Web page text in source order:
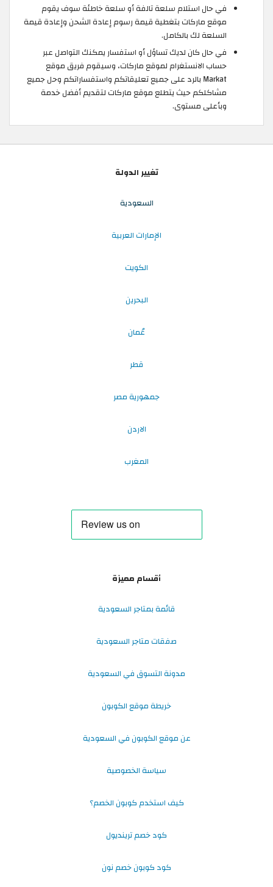
في حال استلام سلعة تالفة أو سلعة خاطئة سوف يقوم
موقع ماركات بتغطية قيمة رسوم إعادة الشحن وإعادة قيمة
السلعة لك بالكامل.
في حال كان لديك تساؤل أو استفسار يمكنك التواصل عبر
حساب الانستغرام لموقع ماركات، وسيقوم فريق موقع
Markat بالرد على جميع تعليقاتكم واستفساراتكم وحل جميع
مشاكلكم حيث يتطلع موقع ماركات لتقديم أفضل خدمة
وبأعلى مستوى.
تغيير الدولة
السعودية
الإمارات العربية
الكويت
البحرين
عُمان
قطر
جمهورية مصر
الاردن
المغرب
أقسام مميزة
قائمة بمتاجر السعودية
صفقات متاجر السعودية
مدونة التسوق في السعودية
خريطة موقع الكوبون
عن موقع الكوبون في السعودية
سياسة الخصوصية
كيف استخدم كوبون الخصم؟
كود خصم ترينديول
كود كوبون خصم نون